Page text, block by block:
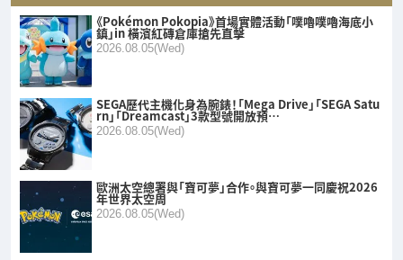
《Pokémon Pokopia》首場實體活動「噗嚕噗嚕海底小
鎮」in 橫濱紅磚倉庫搶先直擊
2026.08.05(Wed)
SEGA歷代主機化身為腕錶！「Mega Drive」「SEGA Satu
rn」「Dreamcast」3款型號開放預…
2026.08.05(Wed)
歐洲太空總署與「寶可夢」合作。與寶可夢一同慶祝2026
年世界太空周
2026.08.05(Wed)